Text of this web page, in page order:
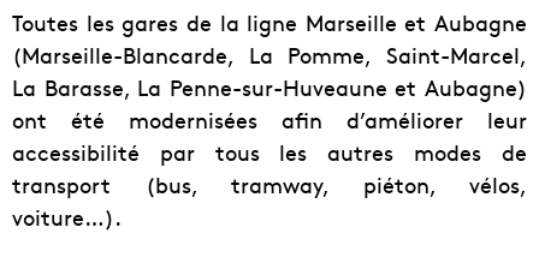
Toutes les gares de la ligne Marseille et Aubagne
(Marseille-Blancarde, La Pomme, Saint-Marcel,
La Barasse, La Penne-sur-Huveaune et Aubagne)
ont été modernisées afin d’améliorer leur
accessibilité par tous les autres modes de
transport (bus, tramway, piéton, vélos,
voiture…).